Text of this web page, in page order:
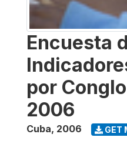
Encuesta
por
2006
Cuba, 2006 GET